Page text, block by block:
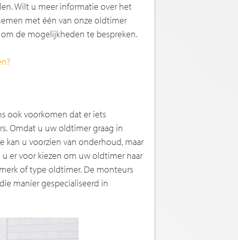
Wilt u meer informatie over het
met één van onze oldtimer
de mogelijkheden te bespreken.
ook voorkomen dat er iets
Omdat u uw oldtimer graag in
kan u voorzien van onderhoud, maar
er voor kiezen om uw oldtimer naar
of type oldtimer. De monteurs
manier gespecialiseerd in